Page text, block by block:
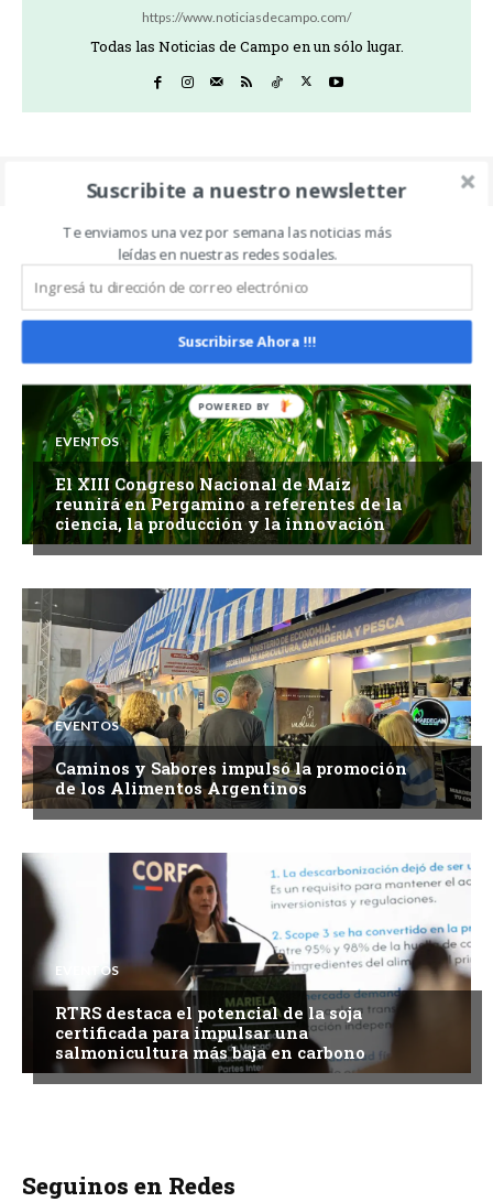
https://www.noticiasdecampo.com/
Todas las Noticias de Campo en un sólo lugar.
Related Articles
EVENTOS
El XIII Congreso Nacional de Maíz
reunirá en Pergamino a referentes de la
ciencia, la producción y la innovación
EVENTOS
Caminos y Sabores impulsó la promoción
de los Alimentos Argentinos
EVENTOS
RTRS destaca el potencial de la soja
certificada para impulsar una
salmonicultura más baja en carbono
Seguinos en Redes
Suscribite a nuestro newsletter
Te enviamos una vez por semana las noticias más
leídas en nuestras redes sociales.
Suscribirse Ahora !!!